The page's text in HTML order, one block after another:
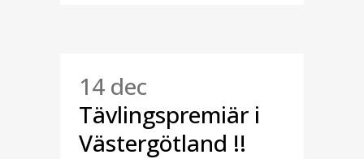
14 dec
Tävlingspremiär i
Västergötland !!